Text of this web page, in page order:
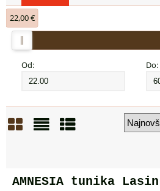
Od: Do:
22,00 €
AMNESIA tunika